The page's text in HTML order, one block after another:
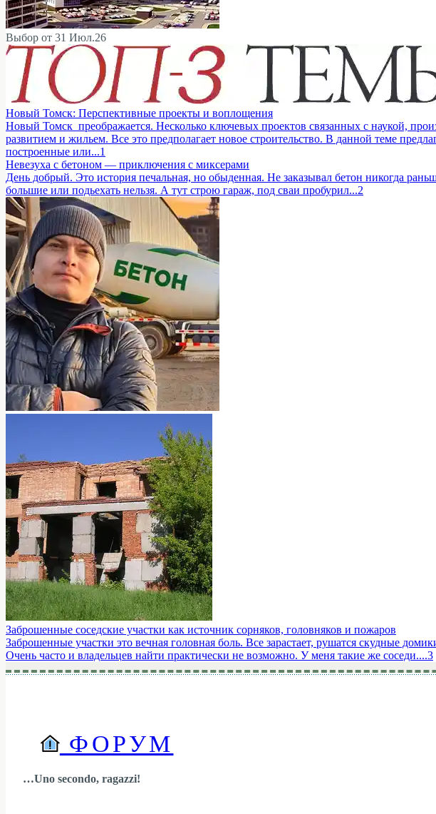
Выбор от 31 Июл.26
Новый Томск: Перспективные проекты и воплощения
Новый Томск преображается. Несколько ключевых проектов связанных с наукой,
развитием и жильем. Все это предполагает новое строительство. В данной теме
построенные или...1
Невезуха с бетоном — приключения с миксерами
День добрый. Это история печальная, но обыденная. Не заказывал бетон никогда
большие или подьехать нельзя. А тут строю гараж, под сваи пробурил...2
Заброшенные соседские участки как источник сорняков, головняков и пожаров
Заброшенные участки это вечная головная боль. Все зарастает, рушатся скудные
Очень часто и владельцев найти практически не возможно. У меня такие же соседи....3
ФОРУМ
…Uno secondo, ragazzi!